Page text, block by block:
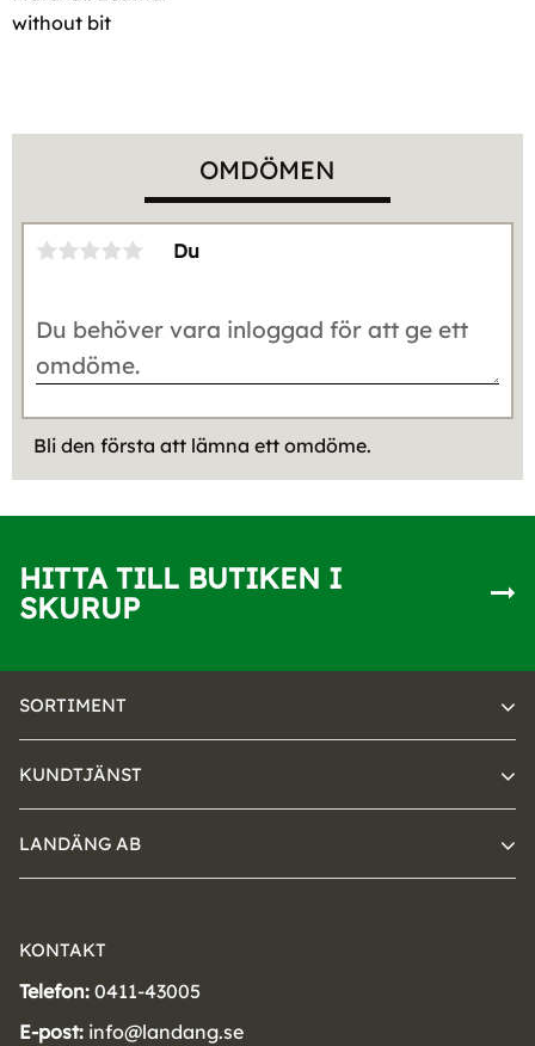
without bit
OMDÖMEN
Du
Bli den första att lämna ett omdöme.
HITTA TILL BUTIKEN I
SKURUP
SORTIMENT
KUNDTJÄNST
LANDÄNG AB
KONTAKT
Telefon: 0411-43005
E-post: info@landang.se